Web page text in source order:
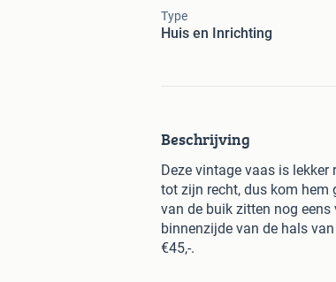
Type
Huis en Inrichting
Beschrijving
Deze vintage vaas is
tot zijn recht, dus kom hem
van de buik zitten nog
binnenzijde van de hals
€45,-.